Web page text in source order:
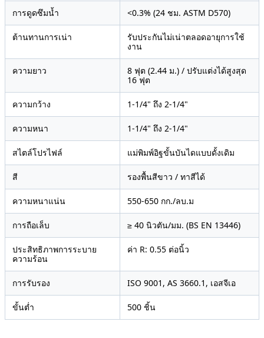
การดูดซึมน้ำ <0.3% (24 ชม. ASTM D570)
ต้านทานการเน่า
รับประกันไม่เน่าตลอดอายุการใช้
งาน
ความยาว
8 ฟุต (2.44 ม.) / ปรับแต่งได้สูงสุด
16 ฟุต
ความกว้าง 1-1/4" ถึง 2-1/4"
ความหนา 1-1/4" ถึง 2-1/4"
สไตล์โปรไฟล์ แม่พิมพ์อิฐขั้นบันไดแบบดั้งเดิม
สี รองพื้นสีขาว / ทาสีได้
ความหนาแน่น 550-650 กก./ลบ.ม
การถือเล็บ ≥ 40 นิวตัน/มม. (BS EN 13446)
ประสิทธิภาพการระบาย
ความร้อน
ค่า R: 0.55 ต่อนิ้ว
การรับรอง ISO 9001, AS 3660.1, เอสจีเอ
ขั้นต่ำ 500 ชิ้น